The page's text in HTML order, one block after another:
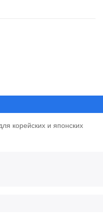
корейских и японских